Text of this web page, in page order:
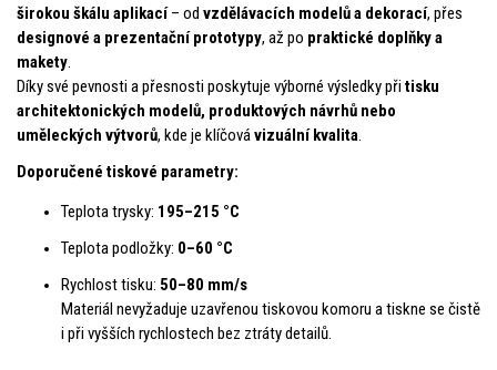
širokou škálu aplikací– od vzdělávacích modelů a dekorací, přes
designové a prezentační prototypy, až po praktické doplňky a
makety.
Díky své pevnosti a přesnosti poskytuje výborné výsledky při tisku
architektonických modelů, produktových návrhů nebo
uměleckých výtvorů, kde je klíčovávizuální kvalita.
Doporučené tiskové parametry:
Teplota trysky: 195–215 °C
Teplota podložky: 0–60 °C
Rychlost tisku: 50–80 mm/s
Materiál nevyžaduje uzavřenou tiskovou komoru a tiskne se čistě
i při vyšších rychlostech bez ztráty detailů.